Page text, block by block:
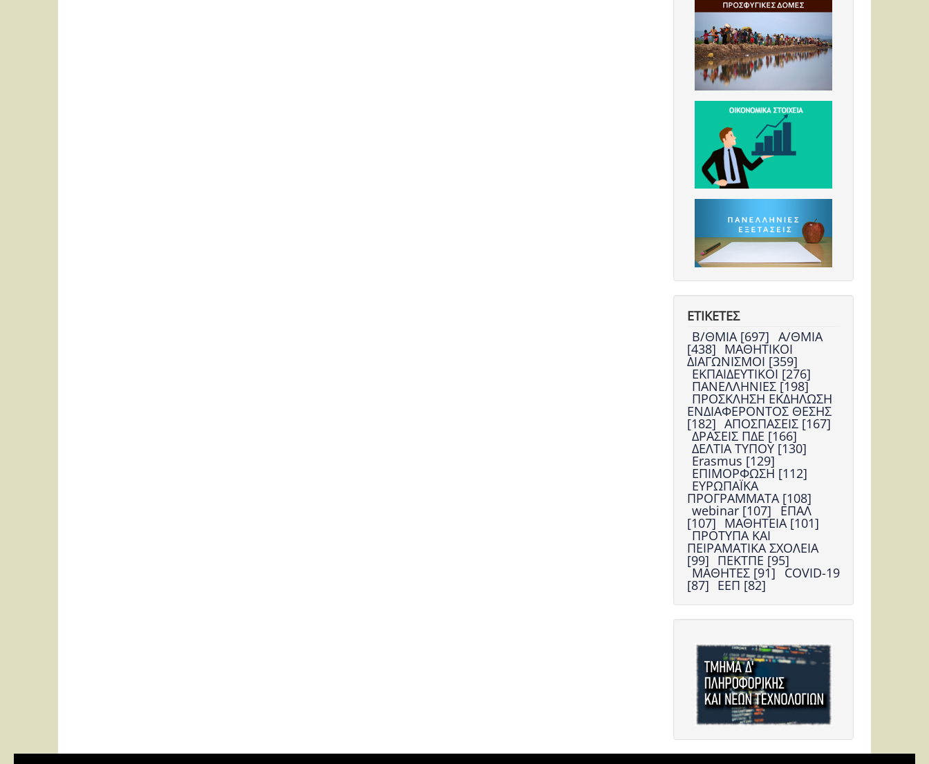
ΕΤΙΚΕΤΕΣ
Β/ΘΜΙΑ [697] Α/ΘΜΙΑ
[438] ΜΑΘΗΤΙΚΟΙ
ΔΙΑΓΩΝΙΣΜΟΙ [359]
ΕΚΠΑΙΔΕΥΤΙΚΟΙ [276]
ΠΑΝΕΛΛΗΝΙΕΣ [198]
ΠΡΟΣΚΛΗΣΗ ΕΚΔΗΛΩΣΗ
ΕΝΔΙΑΦΕΡΟΝΤΟΣ ΘΕΣΗΣ
[182] ΑΠΟΣΠΑΣΕΙΣ [167]
ΔΡΑΣΕΙΣ ΠΔΕ [166]
ΔΕΛΤΙΑ ΤΥΠΟΥ [130]
Erasmus [129]
ΕΠΙΜΟΡΦΩΣΗ [112]
ΕΥΡΩΠΑΪΚΑ
ΠΡΟΓΡΑΜΜΑΤΑ [108]
webinar [107] ΕΠΑΛ
[107] ΜΑΘΗΤΕΙΑ [101]
ΠΡΟΤΥΠΑ ΚΑΙ
ΠΕΙΡΑΜΑΤΙΚΑ ΣΧΟΛΕΙΑ
[99] ΠΕΚΤΠΕ [95]
ΜΑΘΗΤΕΣ [91] COVID-19
[87] ΕΕΠ [82]